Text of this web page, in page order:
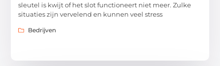
sleutel is kwijt of het slot functioneert niet meer. Zulke
situaties zijn vervelend en kunnen veel stress
Bedrijven